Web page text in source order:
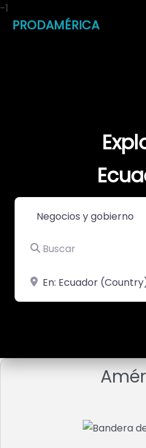
PRODAMÉRICA
Seleccionar el formulario
Buscar
Cerca de
-1